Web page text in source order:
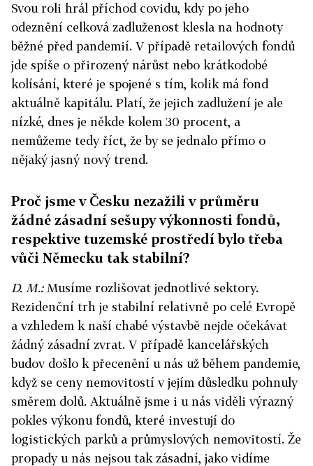
Svou roli hrál příchod covidu, kdy po jeho
odeznění celková zadluženost klesla na hodnoty
běžné před pandemií. V případě retailových fondů
jde spíše o přirozený nárůst nebo krátkodobé
kolísání, které je spojené s tím, kolik má fond
aktuálně kapitálu. Platí, že jejich zadlužení je ale
nízké, dnes je někde kolem 30 procent, a
nemůžeme tedy říct, že by se jednalo přímo o
nějaký jasný nový trend.
Proč jsme v Česku nezažili v průměru
žádné zásadní sešupy výkonnosti fondů,
respektive tuzemské prostředí bylo třeba
vůči Německu tak stabilní?
D. M.:Musíme rozlišovat jednotlivé sektory.
Rezidenční trh je stabilní relativně po celé Evropě
a vzhledem k naší chabé výstavbě nejde očekávat
žádný zásadní zvrat. V případě kancelářských
budov došlo k přecenění u nás už během pandemie,
když se ceny nemovitostí v jejím důsledku pohnuly
směrem dolů. Aktuálně jsme i u nás viděli výrazný
pokles výkonu fondů, které investují do
logistických parků a průmyslových nemovitostí. Že
propady u nás nejsou tak zásadní, jako vidíme